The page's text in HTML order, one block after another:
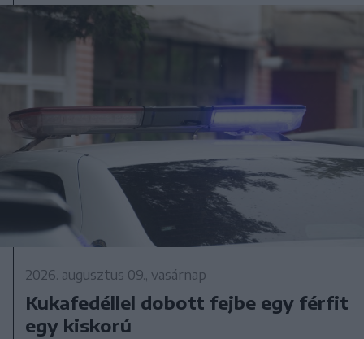
2026. augusztus 09., vasárnap
Kukafedéllel dobott fejbe egy férfit
egy kiskorú